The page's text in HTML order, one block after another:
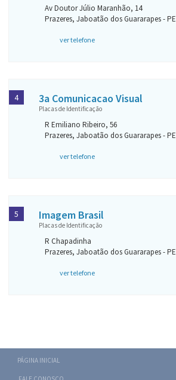
Av Doutor Júlio Maranhão, 14
Prazeres, Jaboatão dos Guararapes - PE
ver telefone
3a Comunicacao Visual
Placas de Identificação
R Emiliano Ribeiro, 56
Prazeres, Jaboatão dos Guararapes - PE
ver telefone
4
Imagem Brasil
Placas de Identificação
R Chapadinha
Prazeres, Jaboatão dos Guararapes - PE
ver telefone
5
PÁGINA INICIAL